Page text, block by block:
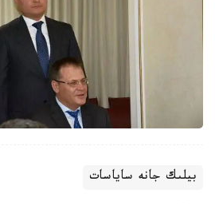
بيلىك جانە ساياسات